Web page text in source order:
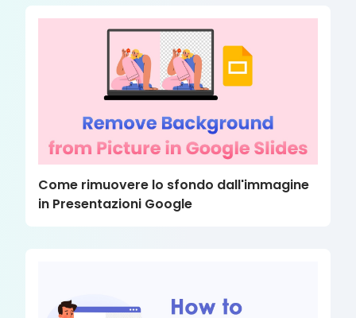
Come rimuovere lo sfondo dall'immagine
in Presentazioni Google